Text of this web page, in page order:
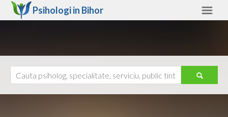
Psihologi in Bihor
Ajutor